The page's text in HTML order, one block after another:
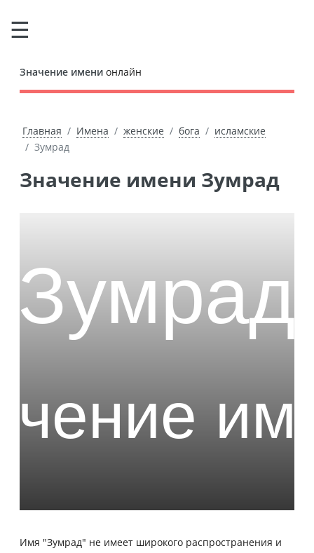
Значение имени онлайн
Главная Имена женские бога
исламские
Зумрад
Значение имени Зумрад
Имя "Зумрад" не имеет широкого распространения и